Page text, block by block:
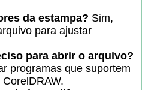
da estampa? Sim,
para ajustar
para abrir o arquivo?
programas que suportem